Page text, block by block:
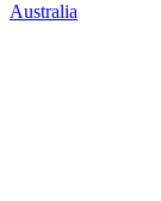
Australia